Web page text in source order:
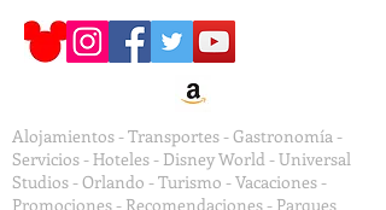
Alojamientos - Transportes - Gastronomía -
Servicios - Hoteles - Disney World - Universal
Studios - Orlando - Turismo - Vacaciones -
Promociones - Recomendaciones - Parques